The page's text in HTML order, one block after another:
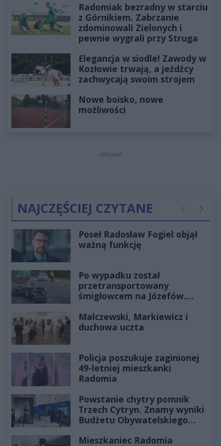
Radomiak bezradny w starciu
z Górnikiem. Zabrzanie
zdominowali Zielonych i
pewnie wygrali przy Struga
Elegancja w siodle! Zawody w
Kozłowie trwają, a jeźdźcy
zachwycają swoim strojem
Nowe boisko, nowe
możliwości
REKLAMA
NAJCZĘŚCIEJ CZYTANE Poprzednie
Poseł Radosław Fogiel objął
ważną funkcję
Po wypadku został
przetransportowany
śmigłowcem na Józefów.
Malczewski, Markiewicz i
duchowa uczta
Policja poszukuje zaginionej
49-letniej mieszkanki
Radomia
Powstanie chytry pomnik
Trzech Cytryn. Znamy wyniki
Budżetu Obywatelskiego
Mieszkaniec Radomia